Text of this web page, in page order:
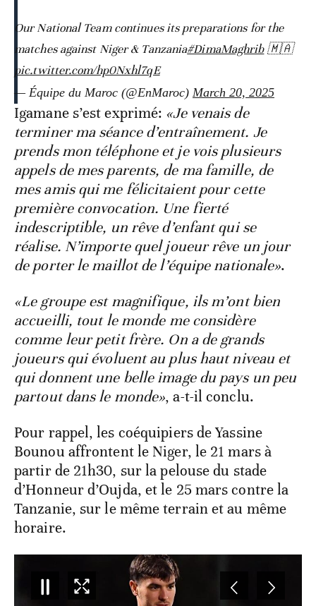
Our National Team continues its preparations for the
matches against Niger & Tanzania#DimaMaghrib🇲🇦
pic.twitter.com/hp0Nxhl7qE
— Équipe du Maroc (@EnMaroc) March 20, 2025
Igamane s’est exprimé: «Je venais de
terminer ma séance d’entraînement. Je
prends mon téléphone et je vois plusieurs
appels de mes parents, de ma famille, de
mes amis qui me félicitaient pour cette
première convocation. Une fierté
indescriptible, un rêve d’enfant qui se
réalise. N’importe quel joueur rêve un jour
de porter le maillot de l’équipe nationale».
«Le groupe est magnifique, ils m’ont bien
accueilli, tout le monde me considère
comme leur petit frère. On a de grands
joueurs qui évoluent au plus haut niveau et
qui donnent une belle image du pays un peu
partout dans le monde», a-t-il conclu.
Pour rappel, les coéquipiers de Yassine
Bounou affrontent le Niger, le 21 mars à
partir de 21h30, sur la pelouse du stade
d’Honneur d’Oujda, et le 25 mars contre la
Tanzanie, sur le même terrain et au même
horaire.